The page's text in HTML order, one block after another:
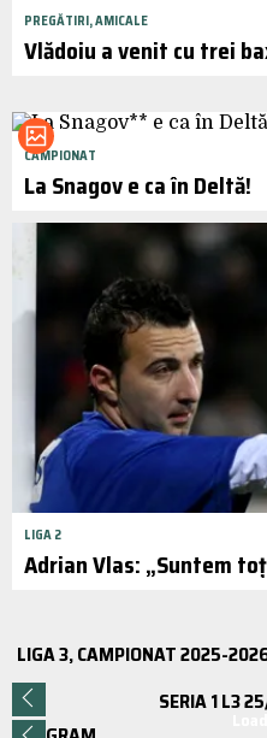
PREGĂTIRI, AMICALE
Vlădoiu a venit cu trei
CAMPIONAT
La Snagov e ca în Deltă!
LIGA 2
Adrian Vlas: „Suntem
SERIA 1 L3